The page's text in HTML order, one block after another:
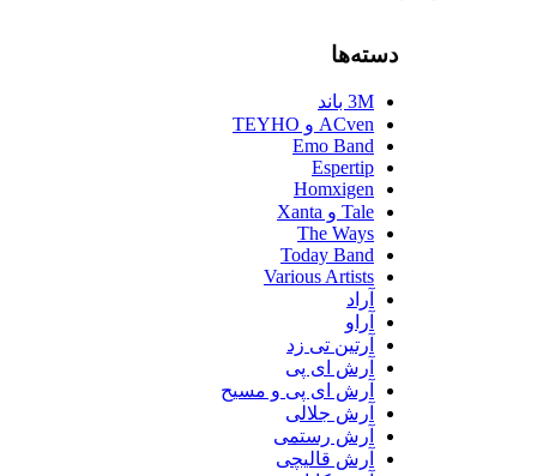
دسته‌ها
ACven و TEYHO
Emo Band
Espertip
Homxigen
Tale و Xanta
The Ways
Today Band
Various Artists
آرتین تی زد
آرش ای پی
آرش ای پی و مسیح
آرش جلالی
آرش رستمی
آرش قالیچی